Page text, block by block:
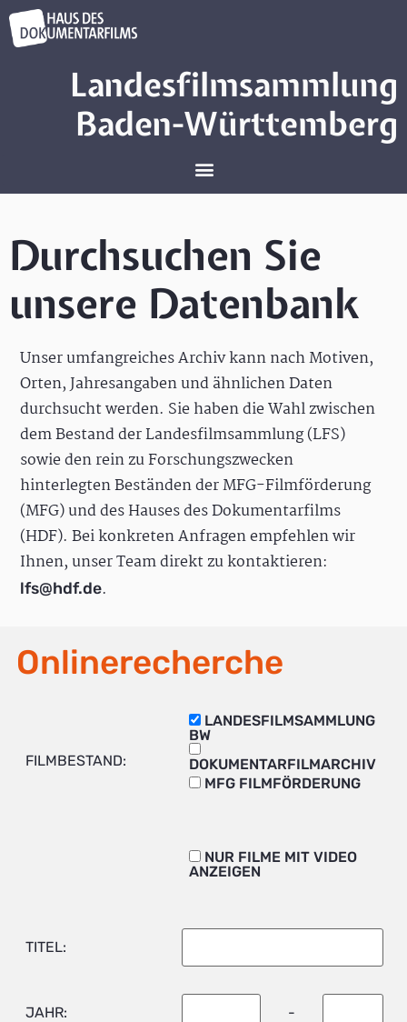
Landesfilmsammlung
Baden-Württemberg
Durchsuchen Sie
unsere Datenbank
Unser umfangreiches Archiv kann nach Motiven,
Orten, Jahresangaben und ähnlichen Daten
durchsucht werden. Sie haben die Wahl zwischen
dem Bestand der Landesfilmsammlung (LFS)
sowie den rein zu Forschungszwecken
hinterlegten Beständen der MFG-Filmförderung
(MFG) und des Hauses des Dokumentarfilms
(HDF). Bei konkreten Anfragen empfehlen wir
Ihnen, unser Team direkt zu kontaktieren:
lfs@hdf.de.
Onlinerecherche
FILMBESTAND:
LANDESFILMSAMMLUNG
BW
DOKUMENTARFILMARCHIV
MFG FILMFÖRDERUNG
NUR FILME MIT VIDEO
ANZEIGEN
TITEL:
JAHR: -